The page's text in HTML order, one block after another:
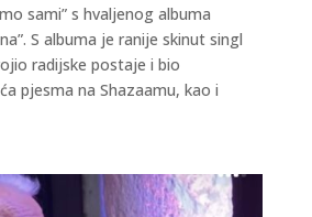
sami” s hvaljenog albuma
S albuma je ranije skinut singl
radijske postaje i bio
pjesma na Shazaamu, kao i